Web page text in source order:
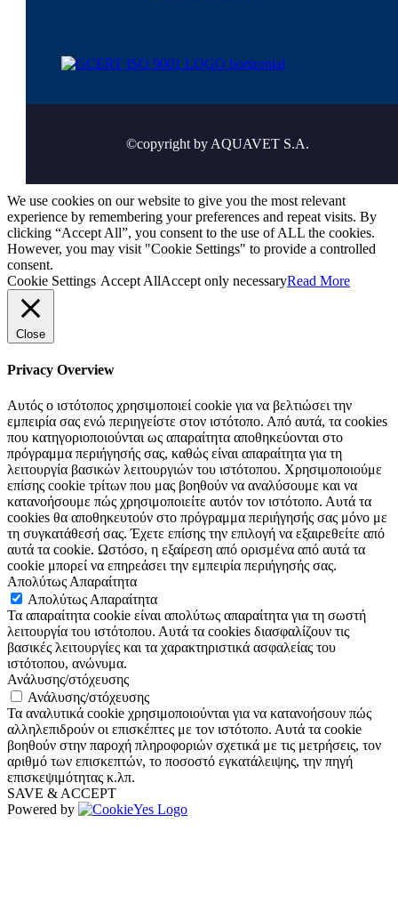
©copyright by AQUAVET S.A.
We use cookies on our website to give you the most relevant
experience by remembering your preferences and repeat visits. By
clicking “Accept All”, you consent to the use of ALL the cookies.
However, you may visit "Cookie Settings" to provide a controlled
consent.
Cookie Settings Accept AllAccept only necessaryRead More
Close
Privacy Overview
Αυτός ο ιστότοπος χρησιμοποιεί cookie για να βελτιώσει την
εμπειρία σας ενώ περιηγείστε στον ιστότοπο. Από αυτά, τα cookies
που κατηγοριοποιούνται ως απαραίτητα αποθηκεύονται στο
πρόγραμμα περιήγησής σας, καθώς είναι απαραίτητα για τη
λειτουργία βασικών λειτουργιών του ιστότοπου. Χρησιμοποιούμε
επίσης cookie τρίτων που μας βοηθούν να αναλύσουμε και να
κατανοήσουμε πώς χρησιμοποιείτε αυτόν τον ιστότοπο. Αυτά τα
cookies θα αποθηκευτούν στο πρόγραμμα περιήγησής σας μόνο με
τη συγκατάθεσή σας. Έχετε επίσης την επιλογή να εξαιρεθείτε από
αυτά τα cookie. Ωστόσο, η εξαίρεση από ορισμένα από αυτά τα
cookie μπορεί να επηρεάσει την εμπειρία περιήγησής σας.
Απολύτως Απαραίτητα
Απολύτως Απαραίτητα
Τα απαραίτητα cookie είναι απολύτως απαραίτητα για τη σωστή
λειτουργία του ιστότοπου. Αυτά τα cookies διασφαλίζουν τις
βασικές λειτουργίες και τα χαρακτηριστικά ασφαλείας του
ιστότοπου, ανώνυμα.
Ανάλυσης/στόχευσης
Ανάλυσης/στόχευσης
Τα αναλυτικά cookie χρησιμοποιούνται για να κατανοήσουν πώς
αλληλεπιδρούν οι επισκέπτες με τον ιστότοπο. Αυτά τα cookie
βοηθούν στην παροχή πληροφοριών σχετικά με τις μετρήσεις, τον
αριθμό των επισκεπτών, το ποσοστό εγκατάλειψης, την πηγή
επισκεψιμότητας κ.λπ.
SAVE & ACCEPT
Powered by